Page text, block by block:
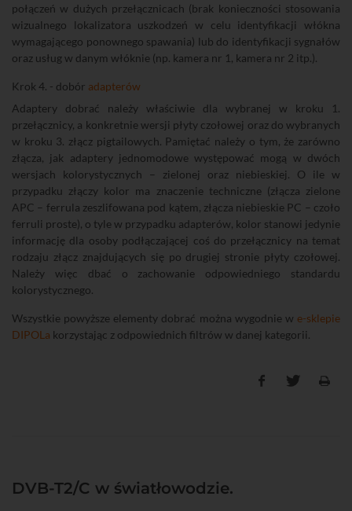
połączeń w dużych przełącznicach (brak konieczności stosowania
wizualnego lokalizatora uszkodzeń w celu identyfikacji włókna
wymagającego ponownego spawania) lub do identyfikacji sygnałów
oraz usług w danym włóknie (np. kamera nr 1, kamera nr 2 itp.).
Krok 4. - dobór adapterów
Adaptery dobrać należy właściwie dla wybranej w kroku 1.
przełącznicy, a konkretnie wersji płyty czołowej oraz do wybranych
w kroku 3. złącz pigtailowych. Pamiętać należy o tym, że zarówno
złącza, jak adaptery jednomodowe występować mogą w dwóch
wersjach kolorystycznych – zielonej oraz niebieskiej. O ile w
przypadku złączy kolor ma znaczenie techniczne (złącza zielone
APC – ferrula zeszlifowana pod kątem, złącza niebieskie PC – czoło
ferruli proste), o tyle w przypadku adapterów, kolor stanowi jedynie
informację dla osoby podłączającej coś do przełącznicy na temat
rodzaju złącz znajdujących się po drugiej stronie płyty czołowej.
Należy więc dbać o zachowanie odpowiedniego standardu
kolorystycznego.
Wszystkie powyższe elementy dobrać można wygodnie w e-sklepie
DIPOLa korzystając z odpowiednich filtrów w danej kategorii.
DVB-T2/C w światłowodzie.